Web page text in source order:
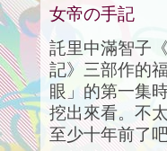
女帝の手記
託里中滿智子
記》三部作的
眼」的第一集
挖出來看。不
至少十年前了吧